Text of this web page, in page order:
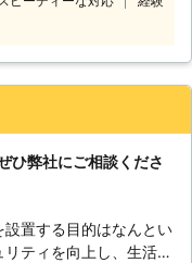
、向いている方向が分
で、お悩みがございま
ひ弊社にご相談くださ
設置する目的はなんとい
リティを向上し、生活の